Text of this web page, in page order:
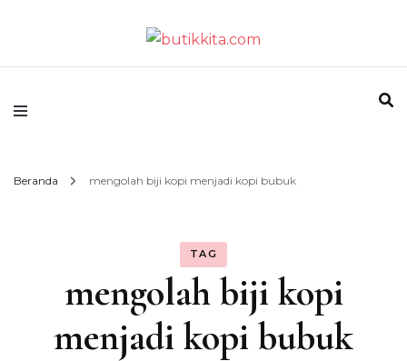
butikkita.com
Beranda mengolah biji kopi menjadi kopi bubuk
TAG
mengolah biji kopi
menjadi kopi bubuk